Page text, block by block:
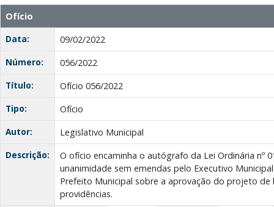
Ofício
Data:
09/02/2022
Número:
056/2022
Título:
Ofício 056/2022
Tipo:
Ofício
Autor:
Legislativo Municipal
Descrição:
O ofício encaminha o autógrafo da Lei Ordinária nº
unanimidade sem emendas pelo Executivo
Prefeito Municipal sobre a aprovação do projeto de
providências.